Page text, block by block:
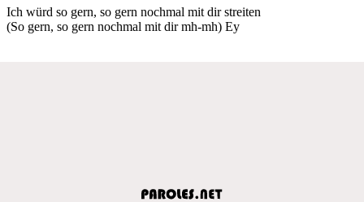
Ich würd so gern, so gern nochmal mit dir streiten
(So gern, so gern nochmal mit dir mh-mh) Ey